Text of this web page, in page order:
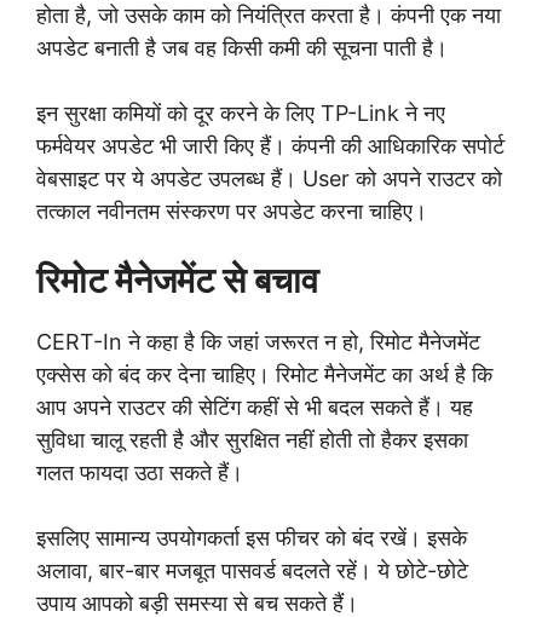
होता है, जो उसके काम को नियंत्रित करता है। कंपनी एक नया
अपडेट बनाती है जब वह किसी कमी की सूचना पाती है।
इन सुरक्षा कमियों को दूर करने के लिए TP-Link ने नए
फर्मवेयर अपडेट भी जारी किए हैं। कंपनी की आधिकारिक सपोर्ट
वेबसाइट पर ये अपडेट उपलब्ध हैं। User को अपने राउटर को
तत्काल नवीनतम संस्करण पर अपडेट करना चाहिए।
रिमोट मैनेजमेंट से बचाव
CERT-In ने कहा है कि जहां जरूरत न हो, रिमोट मैनेजमेंट
एक्सेस को बंद कर देना चाहिए। रिमोट मैनेजमेंट का अर्थ है कि
आप अपने राउटर की सेटिंग कहीं से भी बदल सकते हैं। यह
सुविधा चालू रहती है और सुरक्षित नहीं होती तो हैकर इसका
गलत फायदा उठा सकते हैं।
इसलिए सामान्य उपयोगकर्ता इस फीचर को बंद रखें। इसके
अलावा, बार-बार मजबूत पासवर्ड बदलते रहें। ये छोटे-छोटे
उपाय आपको बड़ी समस्या से बच सकते हैं।